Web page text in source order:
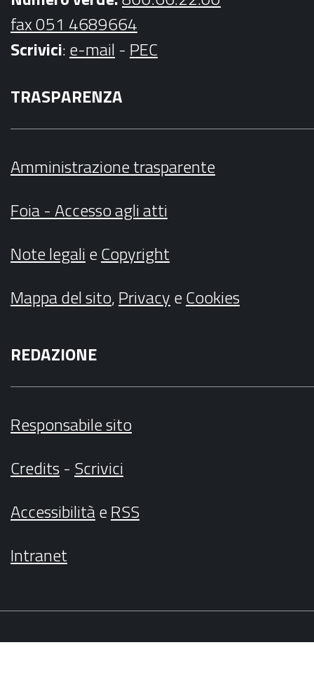
fax 051 4689664
Scrivici:e-mail - PEC
TRASPARENZA
Amministrazione trasparente
Foia - Accesso agli atti
Note legalieCopyright
Mappa del sito,PrivacyeCookies
REDAZIONE
Responsabile sito
Credits- Scrivici
AccessibilitàeRSS
Intranet